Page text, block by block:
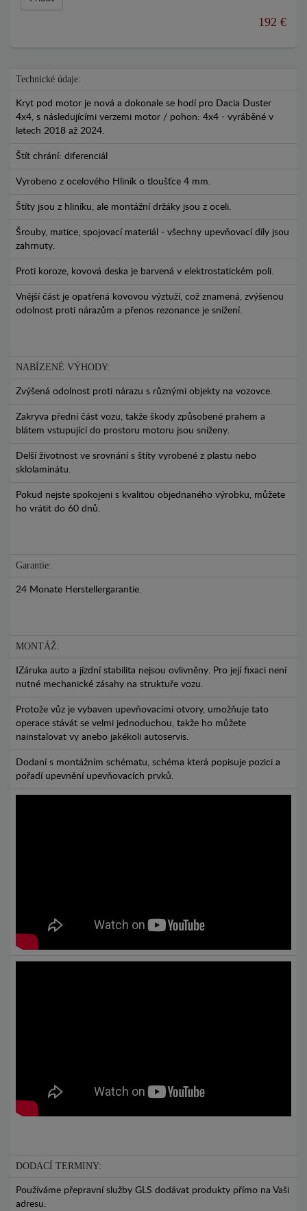
192 €
Technické údaje:
Kryt pod motor je nová a dokonale se hodí pro Dacia Duster
4x4, s následujícími verzemi motor / pohon: 4x4 - vyráběné v
letech 2018 až 2024.
Štít chrání: diferenciál
Vyrobeno z ocelového Hliník o tloušťce 4 mm.
Štíty jsou z hliníku, ale montážní držáky jsou z oceli.
Šrouby, matice, spojovací materiál - všechny upevňovací díly jsou
zahrnuty.
Proti koroze, kovová deska je barvená v elektrostatickém poli.
Vnější část je opatřená kovovou výztuží, což znamená, zvýšenou
odolnost proti nárazům a přenos rezonance je snížení.
NABÍZENÉ VÝHODY:
Zvýšená odolnost proti nárazu s různými objekty na vozovce.
Zakryva přední část vozu, takže škody způsobené prahem a
blátem vstupující do prostoru motoru jsou sníženy.
Delší životnost ve srovnání s štíty vyrobené z plastu nebo
sklolaminátu.
Pokud nejste spokojeni s kvalitou objednaného výrobku, můžete
ho vrátit do 60 dnů.
Garantie:
24 Monate Herstellergarantie.
MONTÁŽ:
IZáruka auto a jízdní stabilita nejsou ovlivněny. Pro její fixaci není
nutné mechanické zásahy na struktuře vozu.
Protože vůz je vybaven upevňovacími otvory, umožňuje tato
operace stávát se velmi jednoduchou, takže ho můžete
nainstalovat vy anebo jakékoli autoservis.
Dodaní s montážním schématu, schéma která popisuje pozici a
pořadí upevnění upevňovacích prvků.
DODACÍ TERMINY:
Používáme přepravní služby GLS dodávat produkty přímo na Vaši
adresu.